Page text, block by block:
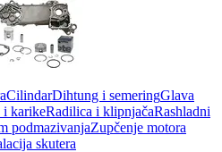
CilindarDihtung i semeringGlava
karikeRadilica i klipnjačaRashladni
podmazivanjaZupčenje motora
skutera